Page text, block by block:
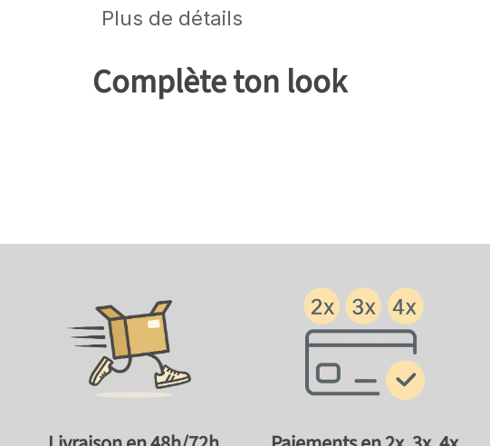
Plus de détails
Complète ton look